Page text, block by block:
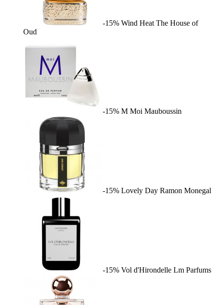
-15% Wind Heat The House of
Oud
-15% M Moi Mauboussin
-15% Lovely Day Ramon Monegal
-15% Vol d'Hirondelle Lm Parfums